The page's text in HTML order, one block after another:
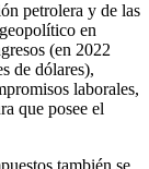
petrolera y de las
en
(en 2022
de dólares),
laborales,
que posee el